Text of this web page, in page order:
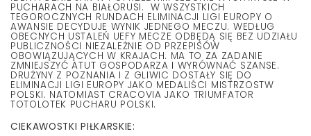
PUCHARACH NA BIAŁORUSI. W WSZYSTKICH
TEGOROCZNYCH RUNDACH ELIMINACJI LIGI EUROPY O
AWANSIE DECYDUJE WYNIK JEDNEGO MECZU. WEDŁUG
OBECNYCH USTALEŃ UEFY MECZE ODBĘDĄ SIĘ BEZ UDZIAŁU
PUBLICZNOŚCI NIEZALEŻNIE OD PRZEPISÓW
OBOWIĄZUJĄCYCH W KRAJACH. MA TO ZA ZADANIE
ZMNIEJSZYĆ ATUT GOSPODARZA I WYRÓWNAĆ SZANSE.
DRUŻYNY Z POZNANIA I Z GLIWIC DOSTAŁY SIĘ DO
ELIMINACJI LIGI EUROPY JAKO MEDALIŚCI MISTRZOSTW
POLSKI. NATOMIAST CRACOVIA JAKO TRIUMFATOR
TOTOLOTEK PUCHARU POLSKI.
CIEKAWOSTKI PIŁKARSKIE: